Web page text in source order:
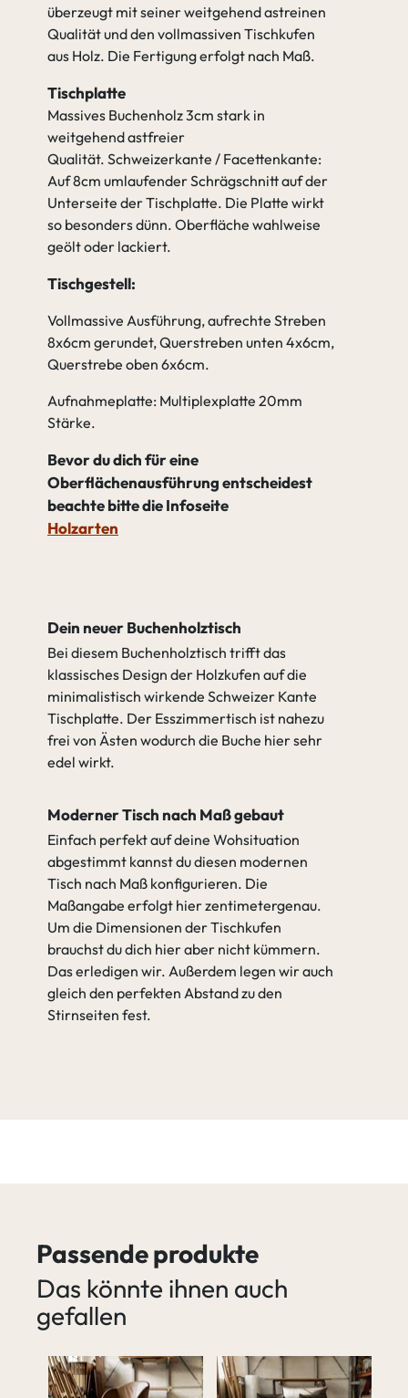
gehen zu Spezifikation
überzeugt mit seiner weitgehend astreinen
Qualität und den vollmassiven Tischkufen
aus Holz. Die Fertigung erfolgt nach Maß.
Tischplatte
Massives Buchenholz 3cm stark in
weitgehend astfreier
Qualität. Schweizerkante / Facettenkante:
Auf 8cm umlaufender Schrägschnitt auf der
Unterseite der Tischplatte. Die Platte wirkt
so besonders dünn. Oberfläche wahlweise
geölt oder lackiert.
Tischgestell:
Vollmassive Ausführung, aufrechte Streben
8x6cm gerundet, Querstreben unten 4x6cm,
Querstrebe oben 6x6cm.
Aufnahmeplatte: Multiplexplatte 20mm
Stärke
Bevor du dich für eine
Oberflächenausführung entscheidest
beachte bitte die Infoseite
Holzarten
Dein neuer Buchenholztisch
Bei diesem Buchenholztisch trifft das
klassisches Design der Holzkufen auf die
minimalistisch wirkende Schweizer Kante
Tischplatte. Der Esszimmertisch ist nahezu
frei von Ästen wodurch die Buche hier sehr
edel wirkt.
Moderner Tisch nach Maß gebaut
Einfach perfekt auf deine Wohsituation
abgestimmt kannst du diesen modernen
Tisch nach Maß konfigurieren. Die
Maßangabe erfolgt hier zentimetergenau.
Um die Dimensionen der Tischkufen
brauchst du dich hier aber nicht kümmern.
Das erledigen wir. Außerdem legen wir auch
gleich den perfekten Abstand zu den
Stirnseiten fest.
Passende produkte
Das könnte ihnen auch
gefallen